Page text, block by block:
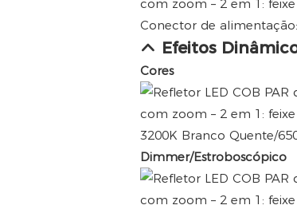
Conector de
Efeitos
Cores
3200K Branco Quente/
Dimmer/Estroboscópico